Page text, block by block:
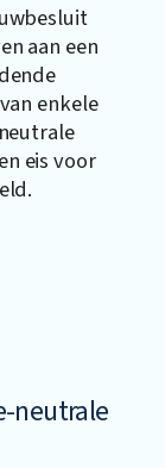
aan een
enkele
eis voor
neutrale